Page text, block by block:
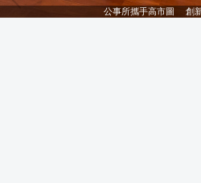
公事所攜手高市圖 創